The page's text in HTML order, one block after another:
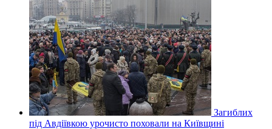
Загиблих
під Авдіївкою урочисто поховали на Київщині